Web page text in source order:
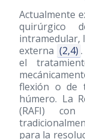
Actualmente
quirúrgico
intramedular,
externa (2,4)
el
flexión o de
húmero. La
(RAFI)
para la